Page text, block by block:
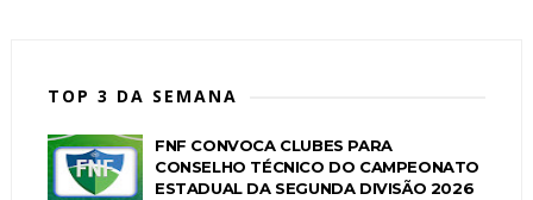
TOP 3 DA SEMANA
FNF CONVOCA CLUBES PARA
CONSELHO TÉCNICO DO CAMPEONATO
ESTADUAL DA SEGUNDA DIVISÃO 2026